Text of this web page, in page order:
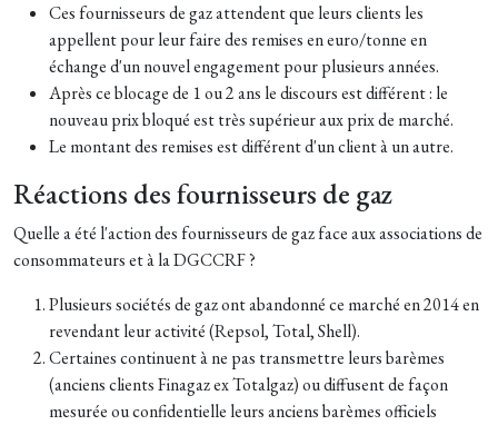
Ces fournisseurs de gaz attendent que leurs clients les
appellent pour leur faire des remises en euro/tonne en
échange d'un nouvel engagement pour plusieurs années.
Après ce blocage de 1 ou 2 ans le discours est différent : le
nouveau prix bloqué est très supérieur aux prix de marché.
Le montant des remises est différent d'un client à un autre.
Réactions des fournisseurs de gaz
Quelle a été l'action des fournisseurs de gaz face aux associations de
consommateurs et à la DGCCRF ?
Plusieurs sociétés de gaz ont abandonné ce marché en 2014 en
revendant leur activité (Repsol, Total, Shell).
Certaines continuent à ne pas transmettre leurs barèmes
(anciens clients Finagaz ex Totalgaz) ou diffusent de façon
mesurée ou confidentielle leurs anciens barèmes officiels